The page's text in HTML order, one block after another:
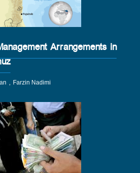
Arrangements in
Farzin Nadimi